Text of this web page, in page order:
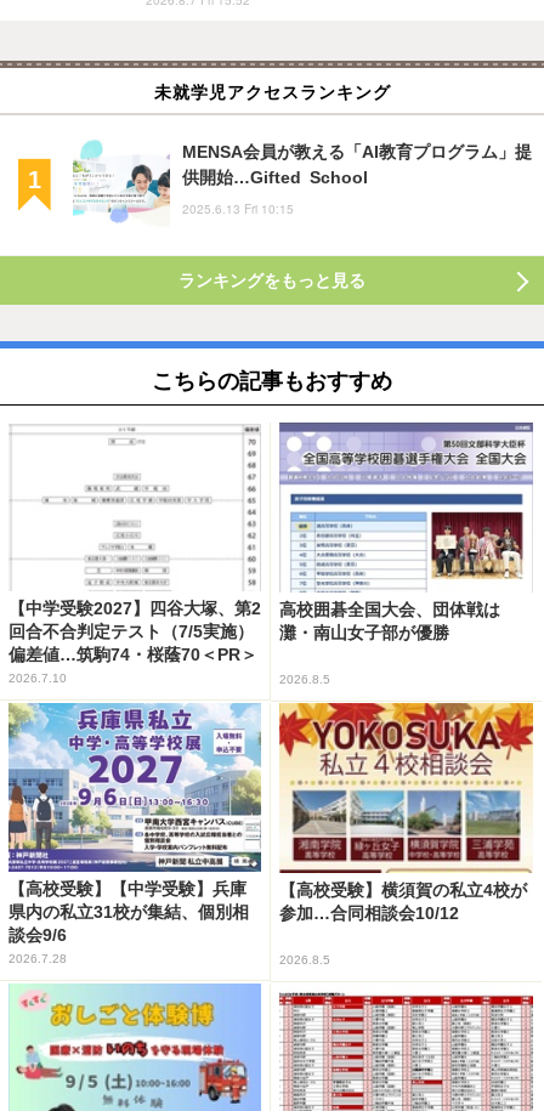
未就学児アクセスランキング
MENSA会員が教える「AI教育プログラム」提
供開始…Gifted School
2025.6.13 Fri 10:15
ランキングをもっと見る
こちらの記事もおすすめ
【中学受験2027】四谷大塚、第2
回合不合判定テスト（7/5実施）
偏差値…筑駒74・桜蔭70＜PR＞
2026.7.10
高校囲碁全国大会、団体戦は
灘・南山女子部が優勝
2026.8.5
【高校受験】【中学受験】兵庫
県内の私立31校が集結、個別相
談会9/6
2026.7.28
【高校受験】横須賀の私立4校が
参加…合同相談会10/12
2026.8.5